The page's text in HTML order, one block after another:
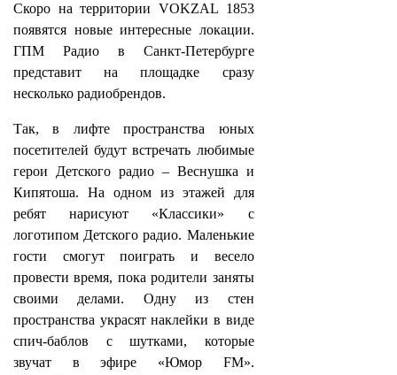
Скоро на территории VOKZAL 1853
появятся новые интересные локации.
ГПМ Радио в Санкт-Петербурге
представит на площадке сразу
несколько радиобрендов.
Так, в лифте пространства юных
посетителей будут встречать любимые
герои Детского радио – Веснушка и
Кипятоша. На одном из этажей для
ребят нарисуют «Классики» с
логотипом Детского радио. Маленькие
гости смогут поиграть и весело
провести время, пока родители заняты
своими делами. Одну из стен
пространства украсят наклейки в виде
спич-баблов с шутками, которые
звучат в эфире «Юмор FM».